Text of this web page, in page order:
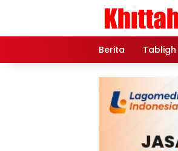
Berita Tabligh